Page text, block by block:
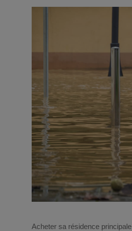
Acheter sa résidence principale